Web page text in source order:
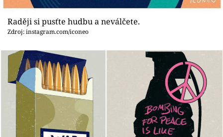
Raději si pusťte hudbu a neválčete.
Zdroj: instagram.com/iconeo